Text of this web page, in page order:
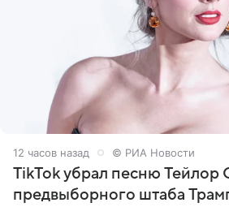
12 часов назад © РИА Новости
TikTok убрал песню Тейлор
предвыборного штаба